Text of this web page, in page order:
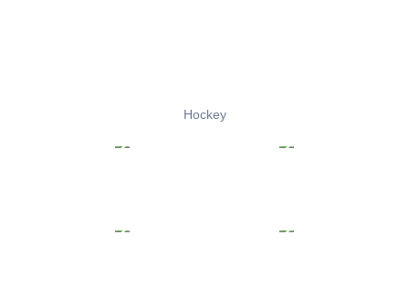
Hockey